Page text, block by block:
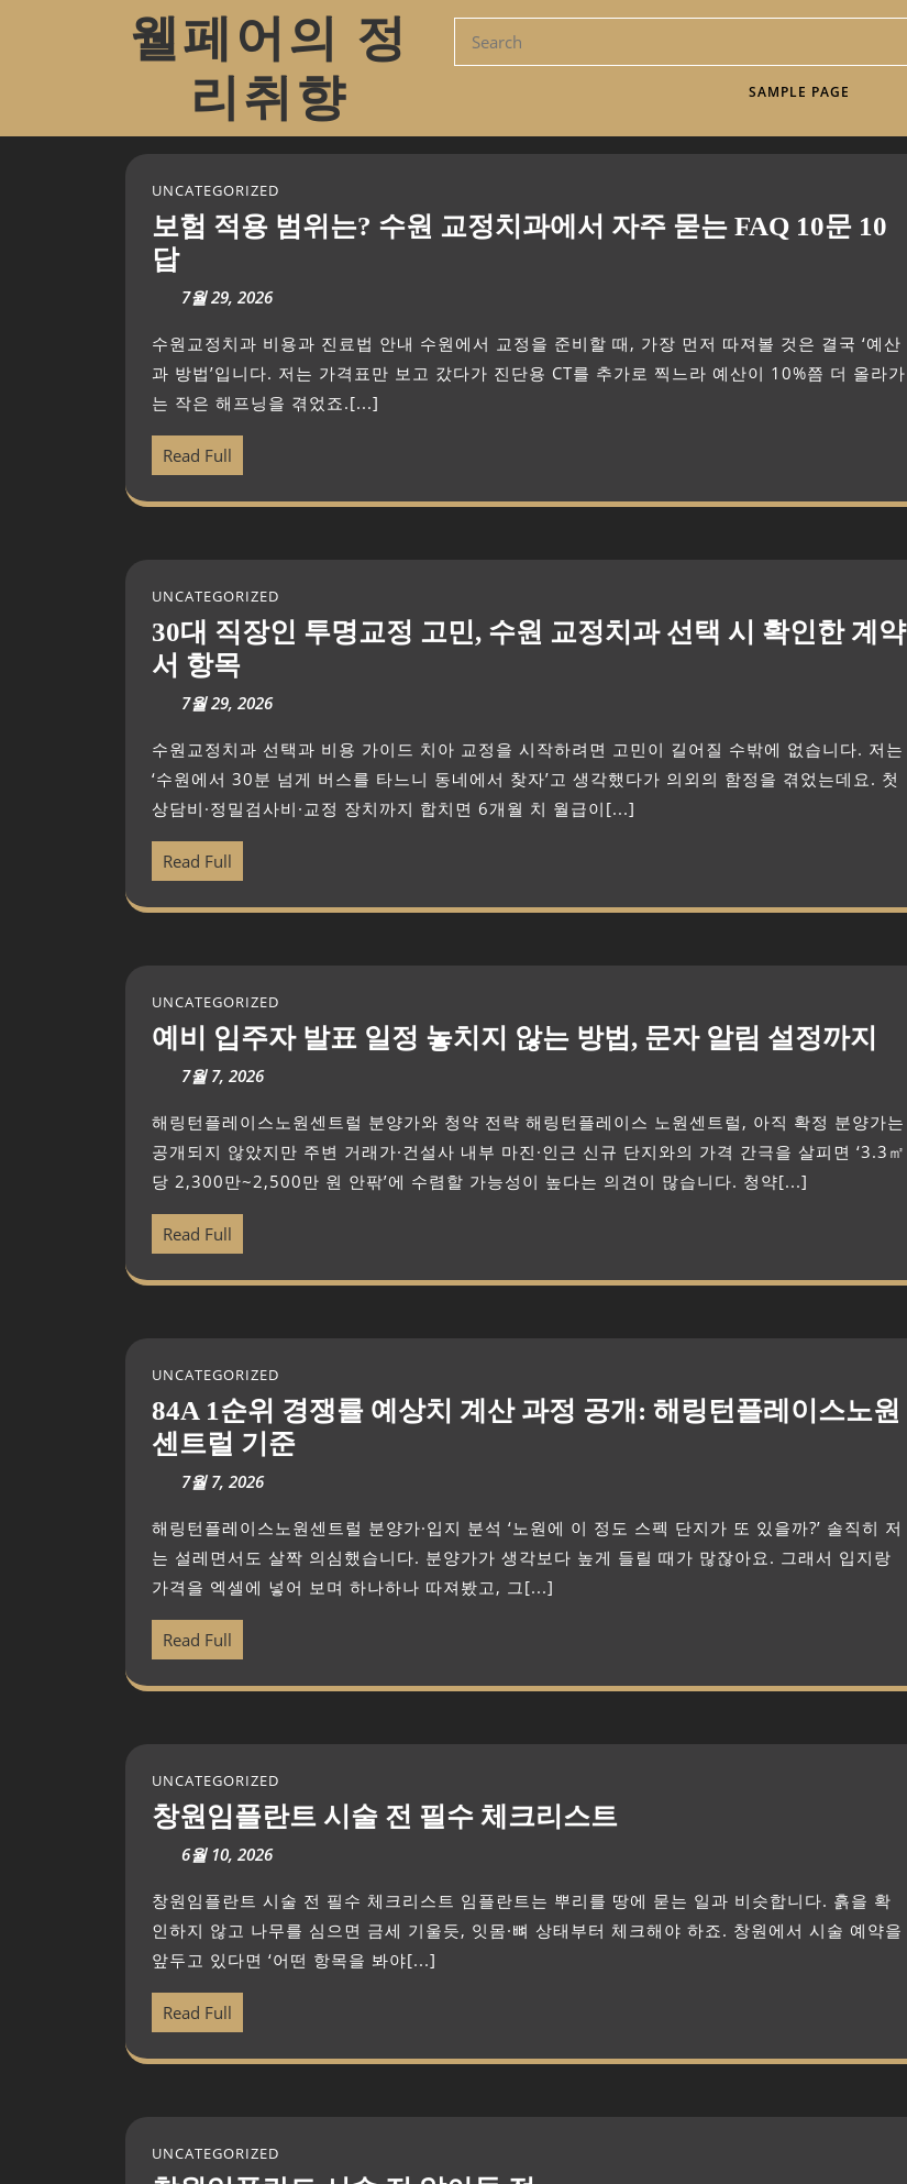
웰페어의 정
리취향
SAMPLE PAGE
UNCATEGORIZED
보험 적용 범위는? 수원 교정치과에서 자주 묻는 FAQ 10문 10
답
7월 29, 2026
수원교정치과 비용과 진료법 안내 수원에서 교정을 준비할 때, 가장 먼저 따져볼 것은 결국 ‘예산
과 방법’입니다. 저는 가격표만 보고 갔다가 진단용 CT를 추가로 찍느라 예산이 10%쯤 더 올라가
는 작은 해프닝을 겪었죠.[...]
Read Full
UNCATEGORIZED
30대 직장인 투명교정 고민, 수원 교정치과 선택 시 확인한 계약
서 항목
7월 29, 2026
수원교정치과 선택과 비용 가이드 치아 교정을 시작하려면 고민이 길어질 수밖에 없습니다. 저는
‘수원에서 30분 넘게 버스를 타느니 동네에서 찾자’고 생각했다가 의외의 함정을 겪었는데요. 첫
상담비·정밀검사비·교정 장치까지 합치면 6개월 치 월급이[...]
Read Full
UNCATEGORIZED
예비 입주자 발표 일정 놓치지 않는 방법, 문자 알림 설정까지
7월 7, 2026
해링턴플레이스노원센트럴 분양가와 청약 전략 해링턴플레이스 노원센트럴, 아직 확정 분양가는
공개되지 않았지만 주변 거래가·건설사 내부 마진·인근 신규 단지와의 가격 간극을 살피면 ‘3.3㎡
당 2,300만~2,500만 원 안팎’에 수렴할 가능성이 높다는 의견이 많습니다. 청약[...]
Read Full
UNCATEGORIZED
84A 1순위 경쟁률 예상치 계산 과정 공개: 해링턴플레이스노원
센트럴 기준
7월 7, 2026
해링턴플레이스노원센트럴 분양가·입지 분석 ‘노원에 이 정도 스펙 단지가 또 있을까?’ 솔직히 저
는 설레면서도 살짝 의심했습니다. 분양가가 생각보다 높게 들릴 때가 많잖아요. 그래서 입지랑
가격을 엑셀에 넣어 보며 하나하나 따져봤고, 그[...]
Read Full
UNCATEGORIZED
창원임플란트 시술 전 필수 체크리스트
6월 10, 2026
창원임플란트 시술 전 필수 체크리스트 임플란트는 뿌리를 땅에 묻는 일과 비슷합니다. 흙을 확
인하지 않고 나무를 심으면 금세 기울듯, 잇몸·뼈 상태부터 체크해야 하죠. 창원에서 시술 예약을
앞두고 있다면 ‘어떤 항목을 봐야[...]
Read Full
UNCATEGORIZED